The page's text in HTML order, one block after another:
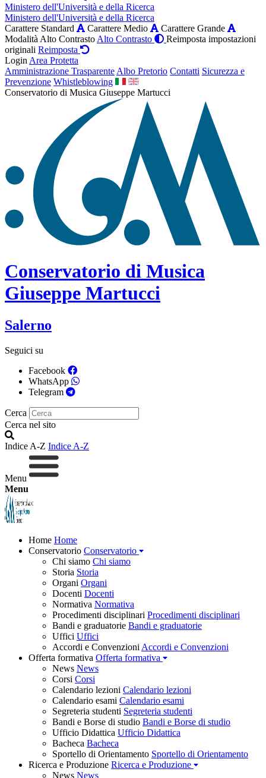
Ministero dell'Università e della Ricerca
Ministero dell'Università e della Ricerca
Carattere Standard
Carattere Medio
Carattere Grande
Modalità Alto Contrasto Alto Contrasto
Reimposta impostazioni
originali Reimposta
Login Area Protetta
Amministrazione Trasparente Albo Pretorio Contatti Sicurezza e
Prevenzione Whistleblowing
Conservatorio di Musica Giuseppe Martucci
Conservatorio di Musica
Giuseppe Martucci
Salerno
Seguici su
Facebook
WhatsApp
Telegram
Cerca
Cerca nel sito
Indice A-Z Indice A-Z
Menu
Menu
Home Home
Conservatorio Conservatorio
Chi siamo Chi siamo
Storia Storia
Organi Organi
Docenti Docenti
Normativa Normativa
Procedimenti disciplinari Procedimenti disciplinari
Bandi e graduatorie Bandi e graduatorie
Uffici Uffici
Accordi e Convenzioni Accordi e Convenzioni
Offerta formativa Offerta formativa
News News
Corsi Corsi
Calendario lezioni Calendario lezioni
Calendario esami Calendario esami
Segreteria studenti Segreteria studenti
Bandi e Borse di studio Bandi e Borse di studio
Ufficio Didattica Ufficio Didattica
Bacheca Bacheca
Sportello di Orientamento Sportello di Orientamento
Ricerca e Produzione Ricerca e Produzione
News News